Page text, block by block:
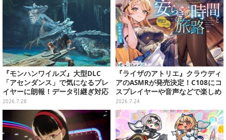
『モンハンワイルズ』大型DLC
「アセンダンス」で気になるプレ
イヤーに朗報！データ引継ぎ対応
の「序盤体験版」が配信決定
2026.7.28
『ライザのアトリエ』クラウディ
アのASMRが発売決定！C108にコ
スプレイヤーや音声などで楽しめ
るブースを出展
2026.7.24